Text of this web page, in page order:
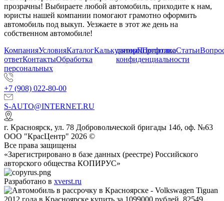
прозрачны! Выбираете любой автомобиль, приходите к нам,
юристы нашей компании помогают грамотно оформить
автомобиль под выкуп. Уезжаете в этот же день на
собственном автомобиле!
КомпанияУсловияКаталогКалькуляторПортфолиоСтатьи
ответКонтактыОбработка
персональных
данныхПолитика
конфиденциальности
+7 (908) 022-80-00
S-AUTO@INTERNET.RU
г. Красноярск, ул. 78 Добровольческой бригады 14б, оф. №63
ООО "КрасЦентр" 2026 ©
Все права защищены
«Зарегистрировано в базе данных (реестре) Российского
авторского общества КОПИРУС»
Разработано в xverst.ru